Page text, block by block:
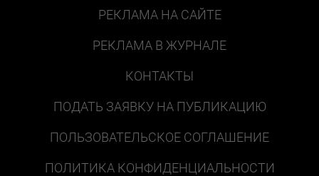
РЕКЛАМА НА САЙТЕ
РЕКЛАМА В ЖУРНАЛЕ
КОНТАКТЫ
ПОДАТЬ ЗАЯВКУ НА ПУБЛИКАЦИЮ
ПОЛЬЗОВАТЕЛЬСКОЕ СОГЛАШЕНИЕ
ПОЛИТИКА КОНФИДЕНЦИАЛЬНОСТИ